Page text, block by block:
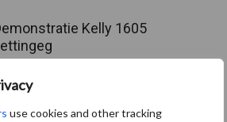
use cookies and other tracking
Kelly 1605